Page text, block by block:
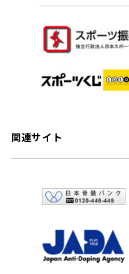
関連サイト